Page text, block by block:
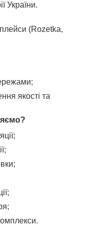
України.
(Rozetka,
якості та